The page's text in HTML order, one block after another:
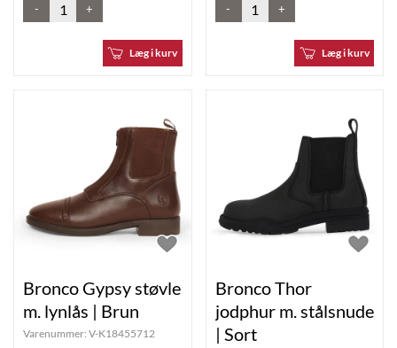
- +
Læg i kurv
- +
Læg i kurv
Bronco Gypsy støvle
m. lynlås | Brun
Varenummer: V-K18455712
Bronco Thor
jodphur m. stålsnude
| Sort